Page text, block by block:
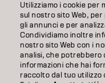
INFORMAZIONI
SALON FINDER
DIVENTA PARTNER
Utilizziamo i cookie per
sul nostro sito Web,
gli annunci e per
Condividiamo inoltre
nostro sito Web con i
analisi, che potrebbero
informazioni che hai
raccolto dal tuo utilizzo